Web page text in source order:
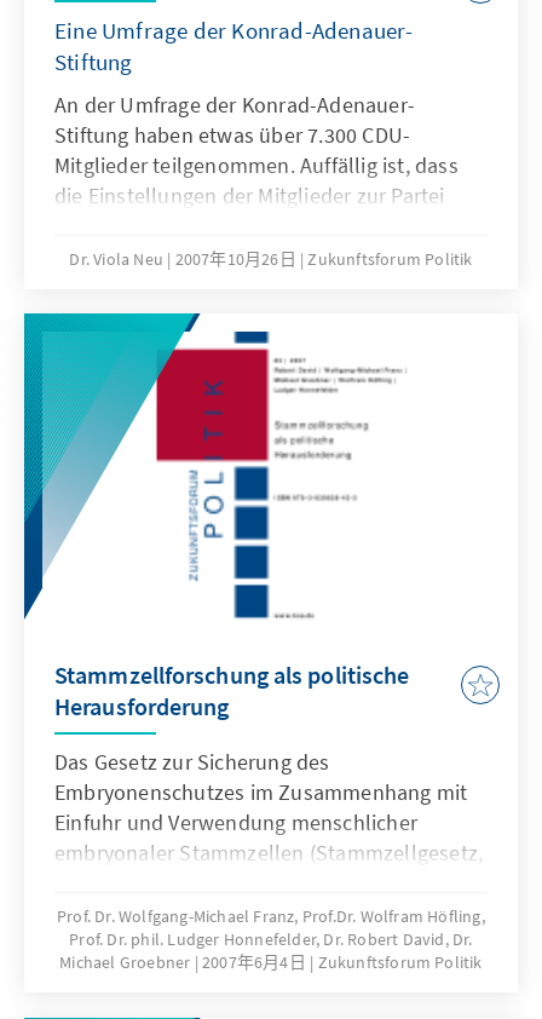
Eine Umfrage der Konrad-Adenauer-
Stiftung
An der Umfrage der Konrad-Adenauer-
Stiftung haben etwas über 7.300 CDU-
Mitglieder teilgenommen. Auffällig ist, dass
die Einstellungen der Mitglieder zur Partei
wenigen Sachfragen polarisieren. Auch wenn
inhaltlichen Diskussionen kommt, besteht in
derMitgliedschaft ein breiter Konsens, der die
Partei trägt.
Dr. Viola Neu 2007年10月26日 Zukunftsforum Politik
Stammzellforschung als politische
Herausforderung
Das Gesetz zur Sicherung des
Embryonenschutzes im Zusammenhang mit
Einfuhr und Verwendung menschlicher
embryonaler Stammzellen (Stammzellgesetz,
Endpunkt einer langwierigen und schwierigen
Diskussion über die Freiräume und Grenzen
der biologisch-medizinischen Forschung mit
Prof. Dr. Wolfgang-Michael Franz, Prof.Dr. Wolfram Höfling,
Prof. Dr. phil. Ludger Honnefelder, Dr. Robert David, Dr.
Michael Groebner 2007年6月4日 Zukunftsforum Politik